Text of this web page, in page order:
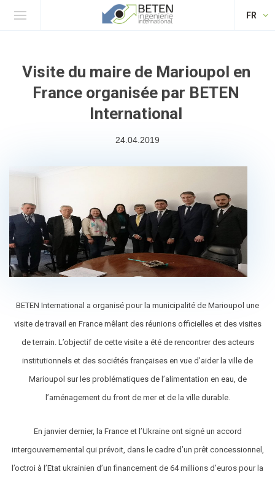
FR
Visite du maire de Marioupol en
France organisée par BETEN
International
24.04.2019
BETEN International a organisé pour la municipalité de Marioupol une
visite de travail en France mêlant des réunions officielles et des visites
de terrain. L’objectif de cette visite a été de rencontrer des acteurs
institutionnels et des sociétés françaises en vue d’aider la ville de
Marioupol sur les problématiques de l’alimentation en eau, de
l’aménagement du front de mer et de la ville durable.
En janvier dernier, la France et l’Ukraine ont signé un accord
intergouvernemental qui prévoit, dans le cadre d’un prêt concessionnel,
l’octroi à l’Etat ukrainien d’un financement de 64 millions d’euros pour la